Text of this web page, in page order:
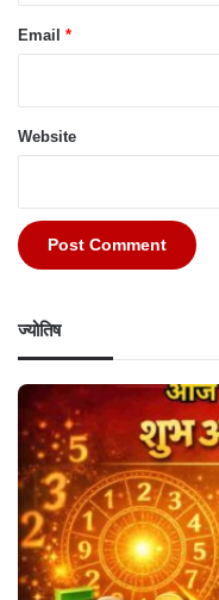
Email *
Website
ज्योतिष